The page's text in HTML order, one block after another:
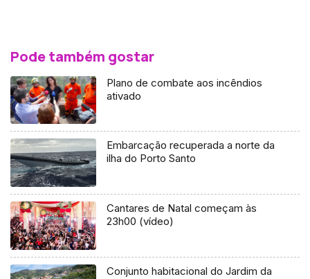
Pode também gostar
Plano de combate aos incêndios
ativado
Embarcação recuperada a norte da
ilha do Porto Santo
Cantares de Natal começam às
23h00 (vídeo)
Conjunto habitacional do Jardim da